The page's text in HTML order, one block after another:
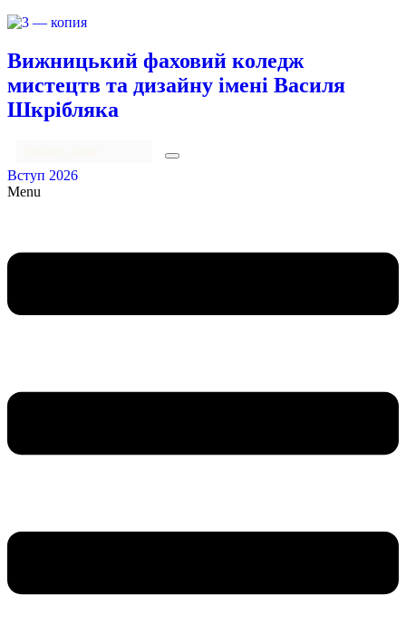
Вижницький фаховий коледж
мистецтв та дизайну імені Василя
Шкрібляка
Вступ 2026
Menu